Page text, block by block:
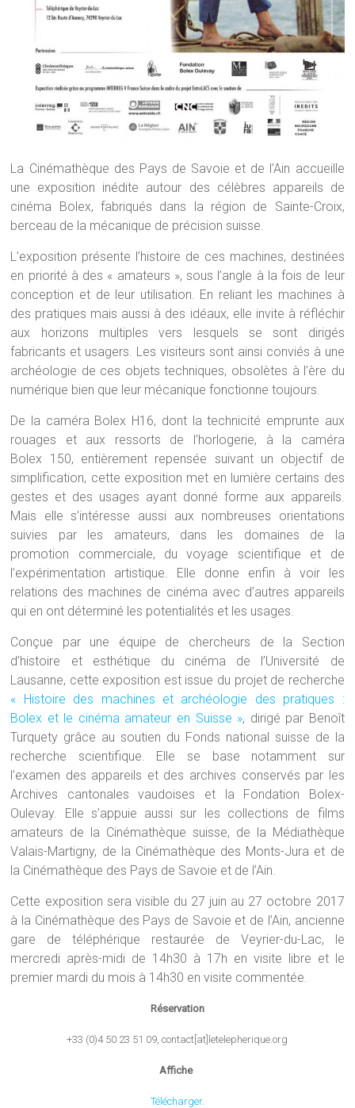
La Cinémathèque des Pays de Savoie et de l’Ain accueille
une exposition inédite autour des célèbres appareils de
cinéma Bolex, fabriqués dans la région de Sainte-Croix,
berceau de la mécanique de précision suisse.
L’exposition présente l’histoire de ces machines, destinées
en priorité à des « amateurs », sous l’angle à la fois de leur
conception et de leur utilisation. En reliant les machines à
des pratiques mais aussi à des idéaux, elle invite à réfléchir
aux horizons multiples vers lesquels se sont dirigés
fabricants et usagers. Les visiteurs sont ainsi conviés à une
archéologie de ces objets techniques, obsolètes à l’ère du
numérique bien que leur mécanique fonctionne toujours.
De la caméra Bolex H16, dont la technicité emprunte aux
rouages et aux ressorts de l’horlogerie, à la caméra
Bolex 150, entièrement repensée suivant un objectif de
simplification, cette exposition met en lumière certains des
gestes et des usages ayant donné forme aux appareils.
Mais elle s’intéresse aussi aux nombreuses orientations
suivies par les amateurs, dans les domaines de la
promotion commerciale, du voyage scientifique et de
l’expérimentation artistique. Elle donne enfin à voir les
relations des machines de cinéma avec d’autres appareils
qui en ont déterminé les potentialités et les usages.
Conçue par une équipe de chercheurs de la Section
d’histoire et esthétique du cinéma de l’Université de
Lausanne, cette exposition est issue du projet de recherche
« Histoire des machines et archéologie des pratiques :
Bolex et le cinéma amateur en Suisse », dirigé par Benoît
Turquety grâce au soutien du Fonds national suisse de la
recherche scientifique. Elle se base notamment sur
l’examen des appareils et des archives conservés par les
Archives cantonales vaudoises et la Fondation Bolex-
Oulevay. Elle s’appuie aussi sur les collections de films
amateurs de la Cinémathèque suisse, de la Médiathèque
Valais-Martigny, de la Cinémathèque des Monts-Jura et de
la Cinémathèque des Pays de Savoie et de l’Ain.
Cette exposition sera visible du 27 juin au 27 octobre 2017
à la Cinémathèque des Pays de Savoie et de l’Ain, ancienne
gare de téléphérique restaurée de Veyrier-du-Lac, le
mercredi après-midi de 14h30 à 17h en visite libre et le
premier mardi du mois à 14h30 en visite commentée.
Réservation
+33 (0)4 50 23 51 09, contact[at]letelepherique.org
Affiche
Télécharger.